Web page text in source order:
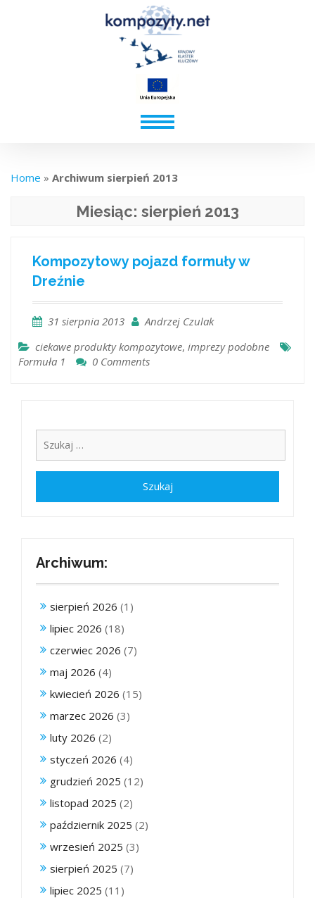
Home » Archiwum sierpień 2013
Miesiąc: sierpień 2013
Kompozytowy pojazd formuły w
Dreźnie
31 sierpnia 2013
Andrzej Czulak
ciekawe produkty kompozytowe, imprezy podobne
Formuła 1
0 Comments
Archiwum:
sierpień 2026 (1)
lipiec 2026 (18)
czerwiec 2026 (7)
maj 2026 (4)
kwiecień 2026 (15)
marzec 2026 (3)
luty 2026 (2)
styczeń 2026 (4)
grudzień 2025 (12)
listopad 2025 (2)
październik 2025 (2)
wrzesień 2025 (3)
sierpień 2025 (7)
lipiec 2025 (11)